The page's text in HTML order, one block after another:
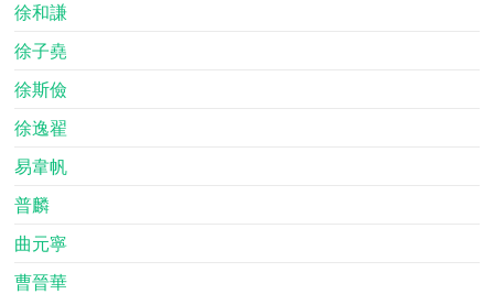
徐和謙
徐子堯
徐斯儉
徐逸翟
易韋帆
普麟
曲元寧
曹晉華